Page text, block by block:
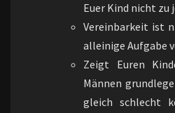
Euer Kind nicht
Vereinbarkeit ist
alleinige Aufgabe
Zeigt Euren
Männen
gleich schlecht